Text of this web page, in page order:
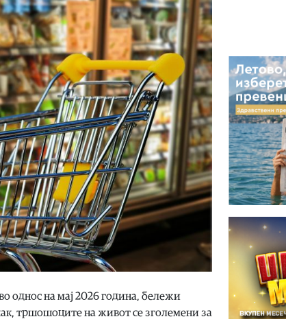
однос на мај 2026 година, бележи
тршошоците на живот се зголемени за